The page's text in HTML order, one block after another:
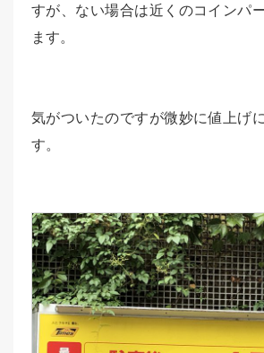
すが、ない場合は近くのコインパ
ます。
気がついたのですが微妙に値上げ
す。